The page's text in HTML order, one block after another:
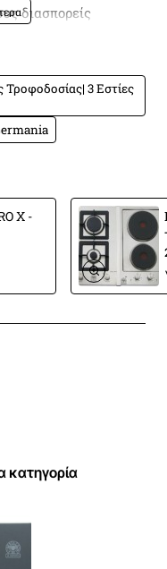
διασπορείς
3 Εστίες
X -
κατηγορία